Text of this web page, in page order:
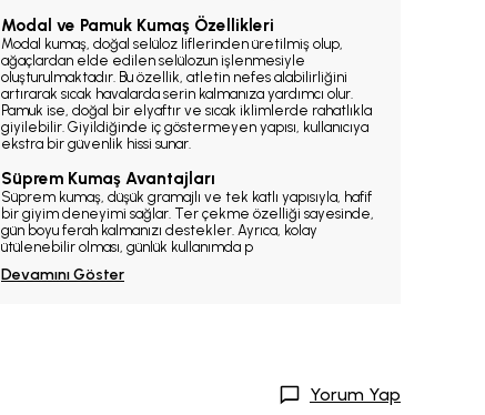
Modal ve Pamuk Kumaş Özellikleri
Modal kumaş, doğal selüloz liflerinden üretilmiş olup,
ağaçlardan elde edilen selülozun işlenmesiyle
oluşturulmaktadır. Bu özellik, atletin nefes alabilirliğini
artırarak sıcak havalarda serin kalmanıza yardımcı olur.
Pamuk ise, doğal bir elyaftır ve sıcak iklimlerde rahatlıkla
giyilebilir. Giyildiğinde iç göstermeyen yapısı, kullanıcıya
ekstra bir güvenlik hissi sunar.
Süprem Kumaş Avantajları
Süprem kumaş, düşük gramajlı ve tek katlı yapısıyla, hafif
bir giyim deneyimi sağlar. Ter çekme özelliği sayesinde,
gün boyu ferah kalmanızı destekler. Ayrıca, kolay
ütülenebilir olması, günlük kullanımda p
Devamını Göster
Yorum Yap